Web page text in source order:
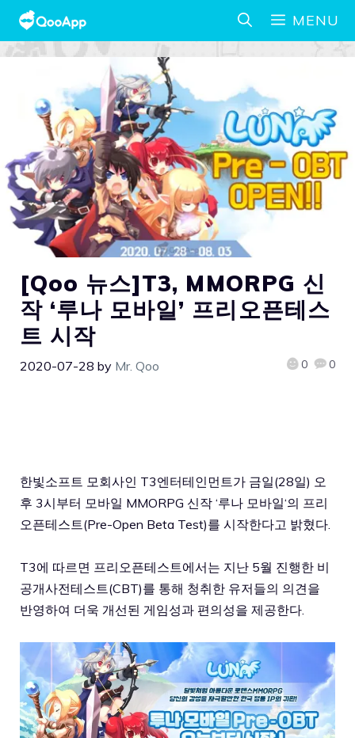
MENU
[Qoo 뉴스]T3, MMORPG 신
작 ‘루나 모바일’ 프리오픈테스
트 시작
2020-07-28 by Mr. Qoo 0 0
한빛소프트 모회사인 T3엔터테인먼트가 금일(28일) 오
후 3시부터 모바일 MMORPG 신작 ‘루나 모바일‘의 프리
오픈테스트(Pre-Open Beta Test)를 시작한다고 밝혔다.
T3에 따르면 프리오픈테스트에서는 지난 5월 진행한 비
공개사전테스트(CBT)를 통해 청취한 유저들의 의견을
반영하여 더욱 개선된 게임성과 편의성을 제공한다.